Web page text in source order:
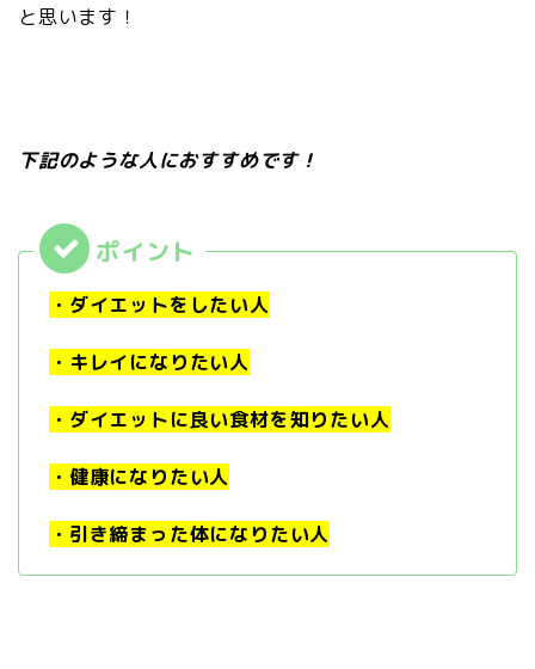
と思います！
下記のような人におすすめです！
・ダイエットをしたい人
・キレイになりたい人
・ダイエットに良い食材を知りたい人
・健康になりたい人
・引き締まった体になりたい人